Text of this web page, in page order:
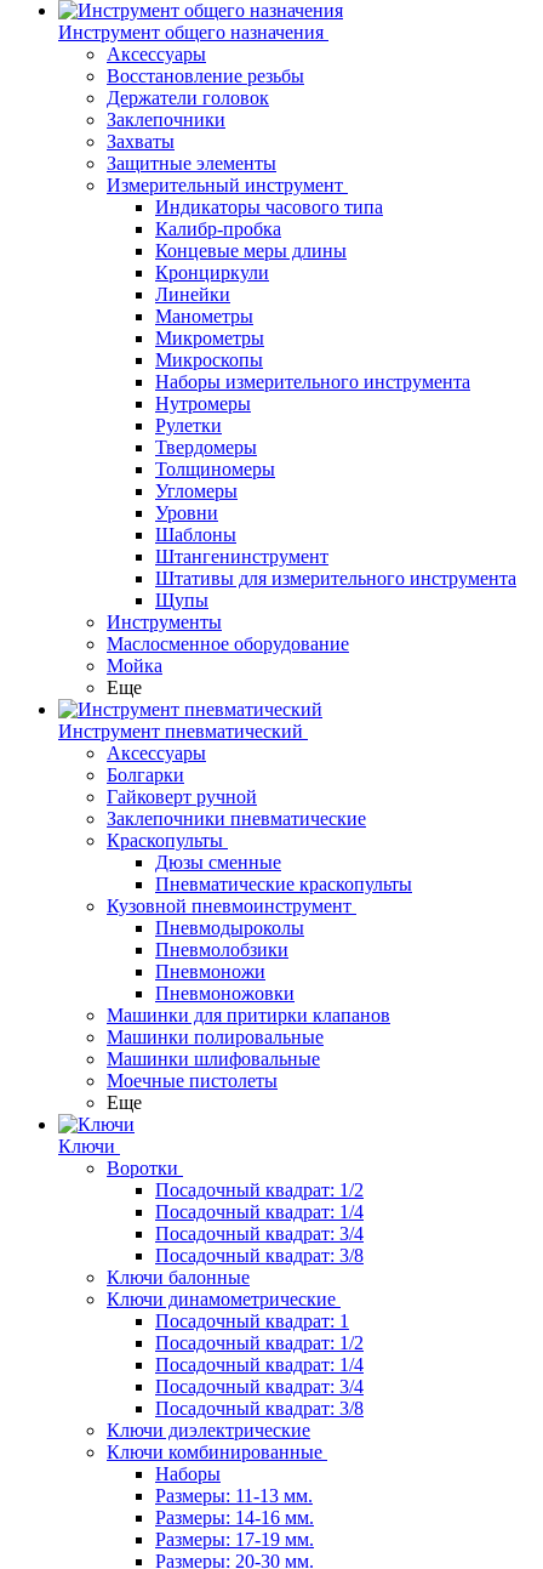
Инструмент общего назначения
Аксессуары
Восстановление резьбы
Держатели головок
Заклепочники
Захваты
Защитные элементы
Измерительный инструмент
Индикаторы часового типа
Калибр-пробка
Концевые меры длины
Кронциркули
Линейки
Манометры
Микрометры
Микроскопы
Наборы измерительного инструмента
Нутромеры
Рулетки
Твердомеры
Толщиномеры
Угломеры
Уровни
Шаблоны
Штангенинструмент
Штативы для измерительного инструмента
Щупы
Инструменты
Маслосменное оборудование
Мойка
Еще
Инструмент пневматический
Аксессуары
Болгарки
Гайковерт ручной
Заклепочники пневматические
Краскопульты
Дюзы сменные
Пневматические краскопульты
Кузовной пневмоинструмент
Пневмодыроколы
Пневмолобзики
Пневмоножи
Пневмоножовки
Машинки для притирки клапанов
Машинки полировальные
Машинки шлифовальные
Моечные пистолеты
Еще
Ключи
Воротки
Посадочный квадрат: 1/2
Посадочный квадрат: 1/4
Посадочный квадрат: 3/4
Посадочный квадрат: 3/8
Ключи балонные
Ключи динамометрические
Посадочный квадрат: 1
Посадочный квадрат: 1/2
Посадочный квадрат: 1/4
Посадочный квадрат: 3/4
Посадочный квадрат: 3/8
Ключи диэлектрические
Ключи комбинированные
Наборы
Размеры: 11-13 мм.
Размеры: 14-16 мм.
Размеры: 17-19 мм.
Размеры: 20-30 мм.